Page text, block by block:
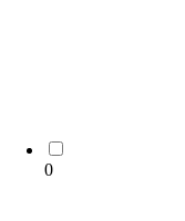
0